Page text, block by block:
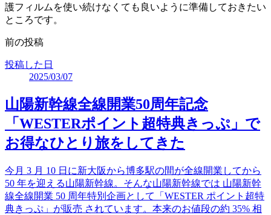
護フィルムを使い続けなくても良いように準備しておきたい
ところです。
前の投稿
投稿した日
2025/03/07
山陽新幹線全線開業50周年記念
「WESTERポイント超特典きっぷ」で
お得なひとり旅をしてきた
今月 3 月 10 日に新大阪から博多駅の間が全線開業してから
50 年を迎える山陽新幹線。そんな山陽新幹線では 山陽新幹
線全線開業 50 周年特別企画として「WESTER ポイント超特
典きっぷ」が販売 されています。本来のお値段の約 35% 相